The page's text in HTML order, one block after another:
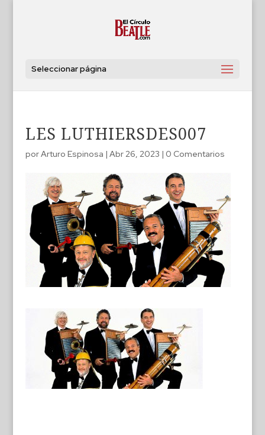
Seleccionar página
LES LUTHIERSDES007
porArturo Espinosa | Abr 26, 2023 | 0 Comentarios